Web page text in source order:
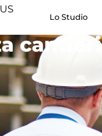
Lo Studio
cantieri